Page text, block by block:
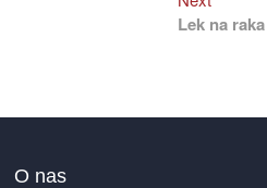
post:
Lek na
O nas